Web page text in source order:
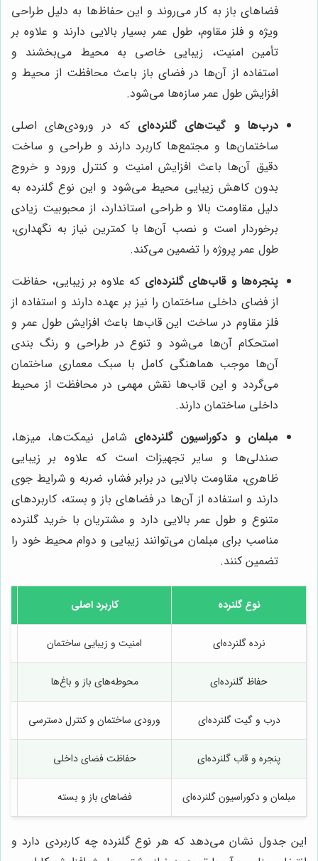
فضاهای باز به کار می‌روند و این حفاظ‌ها به دلیل طراحی
ویژه و فلز مقاوم، طول عمر بسیار بالایی دارند و علاوه بر
تأمین امنیت، زیبایی خاصی به محیط می‌بخشند و
استفاده از آن‌ها در فضای باز باعث محافظت از محیط و
افزایش طول عمر سازه‌ها می‌شود.
درب‌ها و گیت‌های گلنرده‌ای که در ورودی‌های اصلی
ساختمان‌ها و مجتمع‌ها کاربرد دارند و طراحی و ساخت
دقیق آن‌ها باعث افزایش امنیت و کنترل ورود و خروج
بدون کاهش زیبایی محیط می‌شود و این نوع گلنرده به
دلیل مقاومت بالا و طراحی استاندارد، از محبوبیت زیادی
برخوردار است و نصب آن‌ها با کمترین نیاز به نگهداری،
طول عمر پروژه را تضمین می‌کند.
پنجره‌ها و قاب‌های گلنرده‌ای که علاوه بر زیبایی، حفاظت
از فضای داخلی ساختمان را نیز بر عهده دارند و استفاده از
فلز مقاوم در ساخت این قاب‌ها باعث افزایش طول عمر و
استحکام آن‌ها می‌شود و تنوع در طراحی و رنگ بندی
آن‌ها موجب هماهنگی کامل با سبک معماری ساختمان
می‌گردد و این قاب‌ها نقش مهمی در محافظت از محیط
داخلی ساختمان دارند.
مبلمان و دکوراسیون گلنرده‌ای شامل نیمکت‌ها، میزها،
صندلی‌ها و سایر تجهیزات است که علاوه بر زیبایی
ظاهری، مقاومت بالایی در برابر فشار، ضربه و شرایط جوی
دارند و استفاده از آن‌ها در فضاهای باز و بسته، کاربردهای
متنوع و طول عمر بالایی دارد و مشتریان با خرید گلنرده
مناسب برای مبلمان می‌توانند زیبایی و دوام محیط خود را
تضمین کنند.
نوع گلنرده کاربرد اصلی
نرده گلنرده‌ای امنیت و زیبایی ساختمان
حفاظ گلنرده‌ای محوطه‌های باز و باغ‌ها
درب و گیت گلنرده‌ای ورودی ساختمان و کنترل دسترسی
پنجره و قاب گلنرده‌ای حفاظت فضای داخلی
مبلمان و دکوراسیون گلنرده‌ای فضاهای باز و بسته
این جدول نشان می‌دهد که هر نوع گلنرده چه کاربردی دارد و